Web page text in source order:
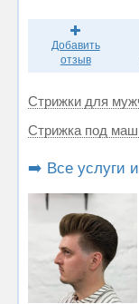
Добавить
отзыв
Стрижки для
Стрижка под
➡️ Все услуги